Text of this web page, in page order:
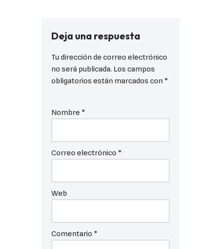
Deja una respuesta
Tu dirección de correo electrónico
no será publicada. Los campos
obligatorios están marcados con *
Nombre *
Correo electrónico *
Web
Comentario *